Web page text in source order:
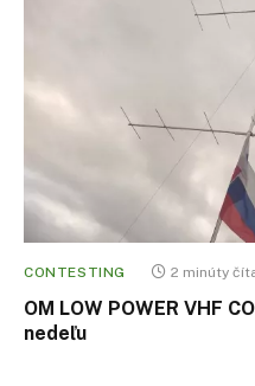
CONTESTING 2 minúty
OM LOW POWER VHF
nedeľu